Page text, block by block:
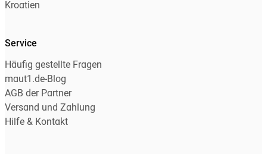
Kroatien
Service
Häufig gestellte Fragen
maut1.de-Blog
AGB der Partner
Versand und Zahlung
Hilfe & Kontakt